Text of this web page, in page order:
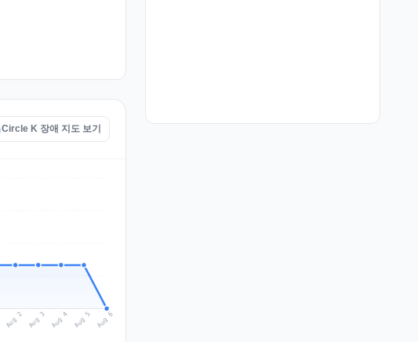
Circle K 장애 지도 보기
Aug 2 Aug 3 Aug 4 Aug 5 Aug 6